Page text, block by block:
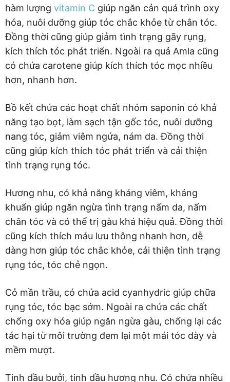
hàm lượng vitamin C giúp ngăn cản quá trình oxy
hóa, nuôi dưỡng giúp tóc chắc khỏe từ chân tóc.
Đồng thời cũng giúp giảm tình trạng gãy rụng,
kích thích tóc phát triển. Ngoài ra quả Amla cũng
có chứa carotene giúp kích thích tóc mọc nhiều
hơn, nhanh hơn.
Bồ kết chứa các hoạt chất nhóm saponin có khả
năng tạo bọt, làm sạch tận gốc tóc, nuôi dưỡng
nang tóc, giảm viêm ngứa, nám da. Đồng thời
cũng giúp kích thích tóc phát triển và cải thiện
tình trạng rụng tóc.
Hương nhu, có khả năng kháng viêm, kháng
khuẩn giúp ngăn ngừa tình trạng nấm da, nấm
chân tóc và có thể trị gàu khá hiệu quả. Đồng thời
cũng kích thích máu lưu thông nhanh hơn, dễ
dàng hơn giúp tóc chắc khỏe, cải thiện tình trạng
rụng tóc, tóc chẻ ngọn.
Cỏ mần trầu, có chứa acid cyanhydric giúp chữa
rụng tóc, tóc bạc sớm. Ngoài ra chứa các chất
chống oxy hóa giúp ngăn ngừa gàu, chống lại các
tác hại từ môi trường đem lại một mái tóc dày và
mềm mượt.
Tinh dầu bưởi, tinh dầu hương nhu. Có chứa nhiều